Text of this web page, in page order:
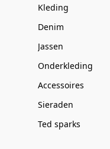
Kleding
Denim
Jassen
Onderkleding
Accessoires
Sieraden
Ted sparks